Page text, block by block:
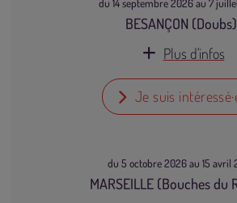
BESANÇON (Doubs)
Plus d'infos
Je suis
du 5 octobre 2026 au 15 avril
MARSEILLE (Bouches du